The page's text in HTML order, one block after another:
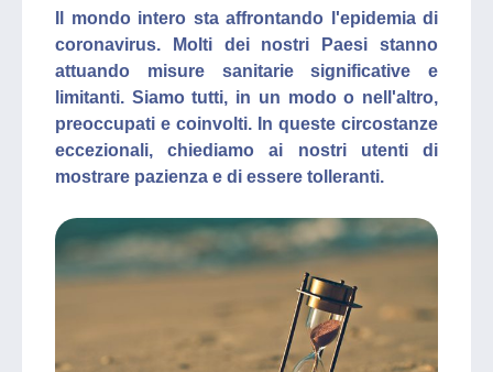
Il mondo intero sta affrontando l'epidemia di
coronavirus. Molti dei nostri Paesi stanno
attuando misure sanitarie significative e
limitanti. Siamo tutti, in un modo o nell'altro,
preoccupati e coinvolti. In queste circostanze
eccezionali, chiediamo ai nostri utenti di
mostrare pazienza e di essere tolleranti.